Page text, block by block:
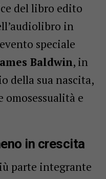
del libro edito
in
speciale
Baldwin, in
della sua nascita,
omosessualità e
in crescita
parte integrante